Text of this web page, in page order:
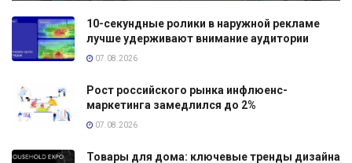
10-секундные ролики в наружной рекламе
лучше удерживают внимание аудитории
07.08.2026
Рост российского рынка инфлюенс-
маркетинга замедлился до 2%
07.08.2026
Товары для дома: ключевые тренды дизайна